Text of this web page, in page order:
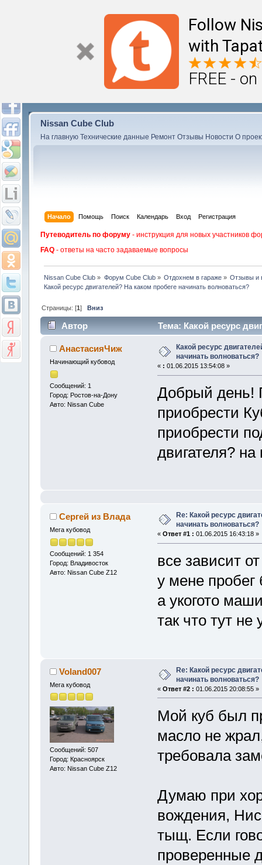
Follow
with
FREE -
Nissan Cube Club
На главную Технические данные Ремонт Отзывы Новости О
Начало Помощь Поиск Календарь Вход Регистрация
Путеводитель по форуму - инструкция для новых участников
FAQ - ответы на часто задаваемые вопросы
Nissan Cube Club » Форум Cube Club» Отдохнем в гараже» Отзывы и
Какой ресурс двигателей? На каком пробеге начинать волноваться?
Страницы: [1]Вниз
Автор
Тема: Какой ресурс
(Прочитано 15738 раз)
АнастасияЧиж
Начинающий кубовод
Сообщений: 1
Город: Ростов-на-Дону
Авто: Nissan Cube
Какой ресурс
начинать волноваться?
« : 01.06.2015 13:54:08 »
Добрый день!
приобрести
приобрести
двигателя?
Сергей из Влада
Мега кубовод
Сообщений: 1 354
Город: Владивосток
Авто: Nissan Cube Z12
Re: Какой ресурс
начинать волноваться?
« Ответ #1 : 01.06.2015 16:43:18 »
все зависит
у мене пробег
а укогото
так что тут не
Voland007
Мега кубовод
Сообщений: 507
Город: Красноярск
Авто: Nissan Cube Z12
Re: Какой ресурс
начинать волноваться?
« Ответ #2 : 01.06.2015 20:08:55 »
Мой куб был
масло не
требовала
Думаю при
вождения,
тыщ. Если
проверенные